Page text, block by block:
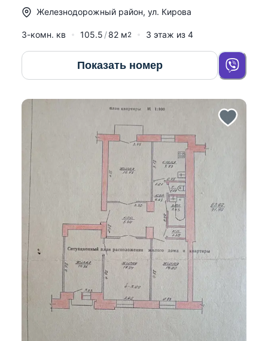
Железнодорожный район, ул. Кирова
3-комн. кв 105.5 82 м2 3 этаж из 4
Показать номер